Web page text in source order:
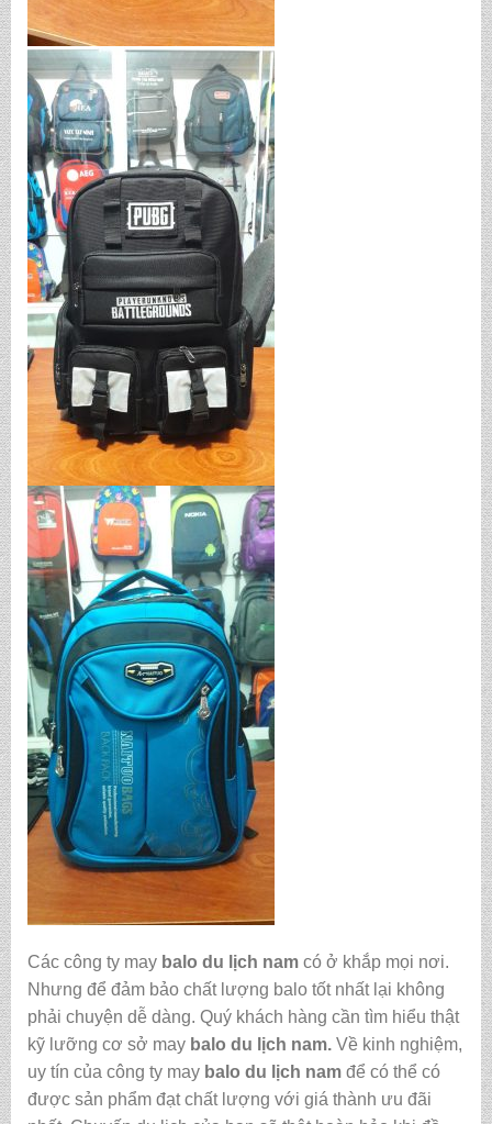
Các công ty may balo du lịch nam có ở khắp mọi nơi.
Nhưng để đảm bảo chất lượng balo tốt nhất lại không
phải chuyện dễ dàng. Quý khách hàng cần tìm hiểu thật
kỹ lưỡng cơ sở maybalo du lịch nam. Về kinh nghiệm,
uy tín của công ty may balo du lịch namđể có thể có
được sản phẩm đạt chất lượng với giá thành ưu đãi